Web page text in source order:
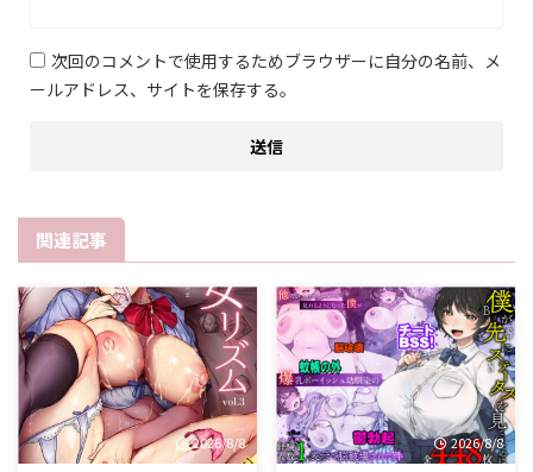
次回のコメントで使用するためブラウザーに自分の名前、メ
ールアドレス、サイトを保存する。
関連記事
2026/8/8 2026/8/8